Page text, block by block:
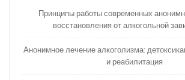
Принципы работы современных
восстановления от алкогольной
Анонимное лечение алкоголизма:
и реабилитация